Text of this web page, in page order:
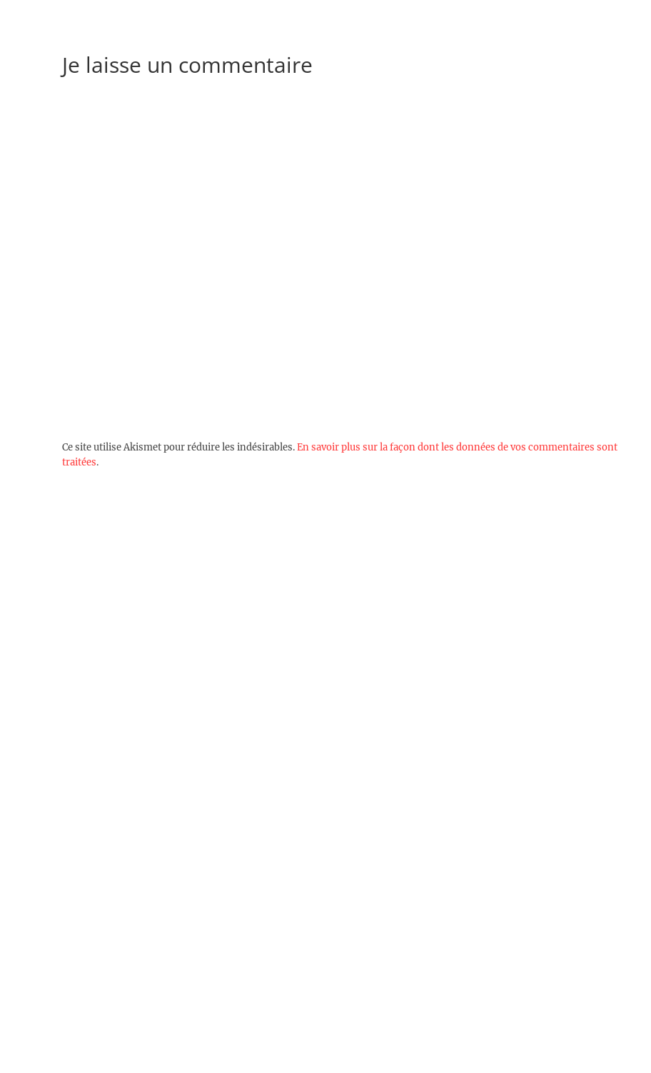
Je laisse un commentaire
Ce site utilise Akismet pour réduire les indésirables.En savoir plus sur la façon dont les données de vos commentaires sont
traitées.